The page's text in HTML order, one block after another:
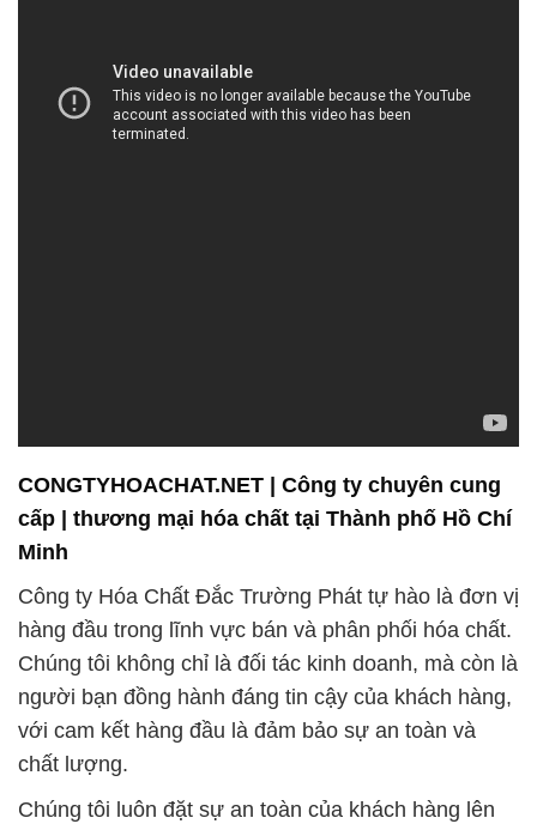
CONGTYHOACHAT.NET | Công ty chuyên cung
cấp | thương mại hóa chất tại Thành phố Hồ Chí
Minh
Công ty Hóa Chất Đắc Trường Phát tự hào là đơn vị
hàng đầu trong lĩnh vực bán và phân phối hóa chất.
Chúng tôi không chỉ là đối tác kinh doanh, mà còn là
người bạn đồng hành đáng tin cậy của khách hàng,
với cam kết hàng đầu là đảm bảo sự an toàn và
chất lượng.
Chúng tôi luôn đặt sự an toàn của khách hàng lên